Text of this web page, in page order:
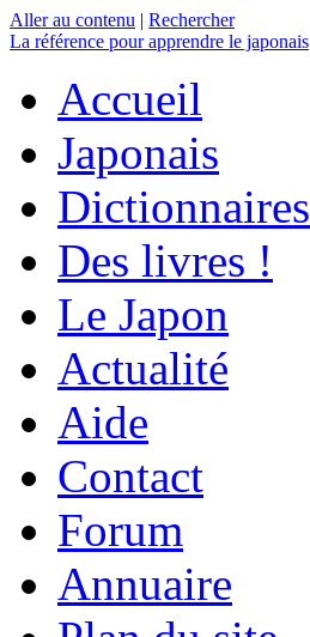
Aller au contenu | Rechercher
La référence pour apprendre le japonais
Accueil
Japonais
Dictionnaires
Des livres !
Le Japon
Actualité
Aide
Contact
Forum
Annuaire